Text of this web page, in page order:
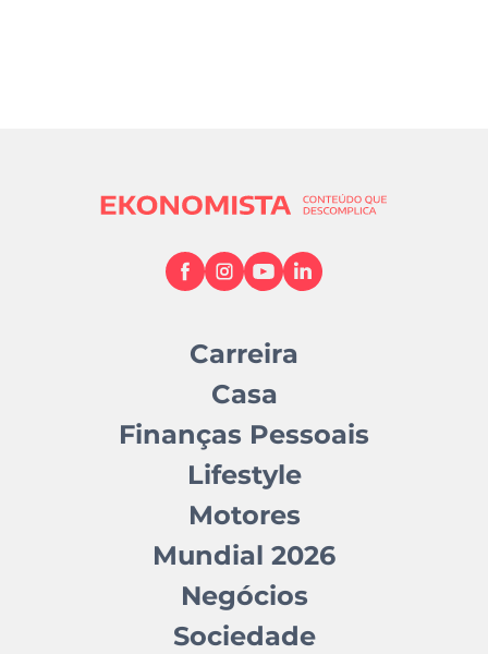
Carreira
Casa
Finanças Pessoais
Lifestyle
Motores
Mundial 2026
Negócios
Sociedade